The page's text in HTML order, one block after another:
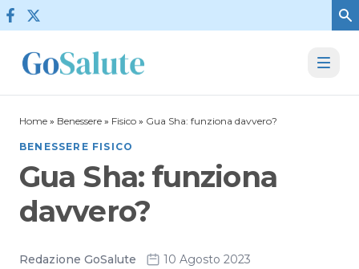
Vai al contenuto
Home » Benessere » Fisico » Gua Sha: funziona davvero?
BENESSERE FISICO
Gua Sha: funziona
davvero?
Redazione GoSalute 10 Agosto 2023